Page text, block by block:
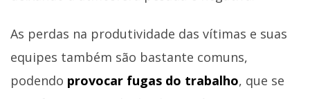
As perdas na produtividade das vítimas e suas
equipes também são bastante comuns,
podendo provocar fugas do trabalho, que se